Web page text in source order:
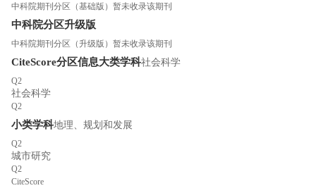
中科院期刊分区（基础版）暂未收录该期刊
中科院分区升级版
中科院期刊分区（升级版）暂未收录该期刊
CiteScore分区信息大类学科社会科学
Q2
社会科学
Q2
小类学科地理、规划和发展
Q2
城市研究
Q2
CiteScore